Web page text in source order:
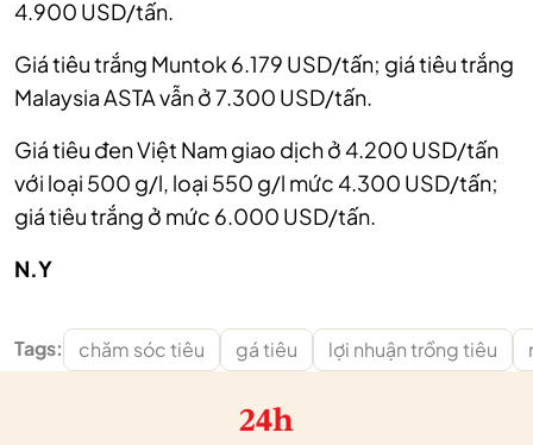
4.900 USD/tấn.
Giá tiêu trắng Muntok 6.179 USD/tấn; giá tiêu trắng
Malaysia ASTA vẫn ở 7.300 USD/tấn.
Giá tiêu đen Việt Nam giao dịch ở 4.200 USD/tấn
với loại 500 g/l, loại 550 g/l mức 4.300 USD/tấn;
giá tiêu trắng ở mức 6.000 USD/tấn.
N.Y
Tags: chăm sóc tiêu gá tiêu lợi nhuận trồng tiêu
24h